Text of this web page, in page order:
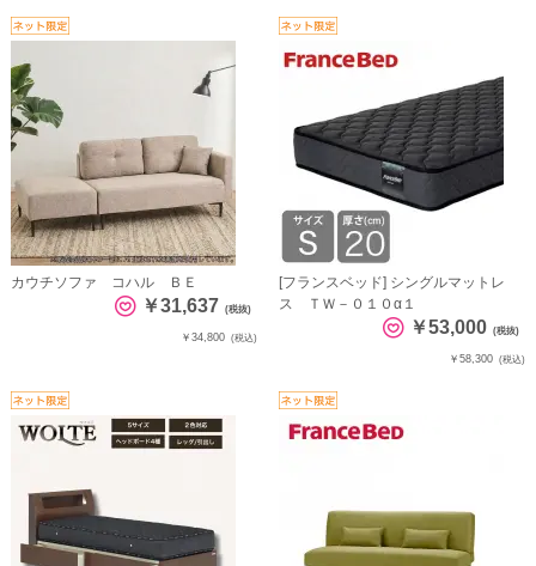
カウチソファ コハル ＢＥ
￥31,637 (税抜)
￥34,800 (税込)
[フランスベッド] シングルマットレ
ス ＴＷ－０１０α１
￥53,000 (税抜)
￥58,300 (税込)